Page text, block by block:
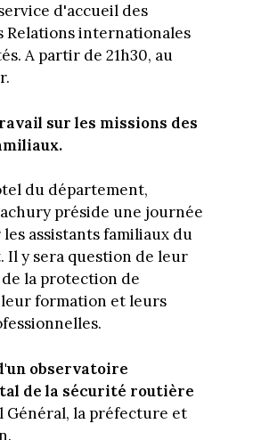
d'accueil des
Relations internationales
A partir de 21h30, au
sur les missions des
du département,
préside une journée
assistants familiaux du
Il y sera question de leur
de la protection de
formation et leurs
observatoire
de la sécurité routière
Général, la préfecture et